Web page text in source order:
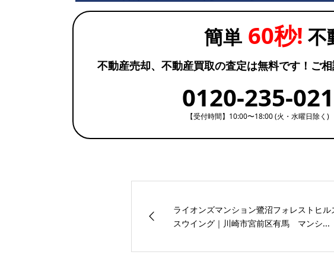
簡単60秒! 不
不動産売却、不動産買取の査定は無料です！ご相
0120-235-021
【受付時間】10:00〜18:00 (火・水曜日除く)
ライオンズマンション鷺沼フォレストヒル
スウイング｜川崎市宮前区有馬 マンシ...